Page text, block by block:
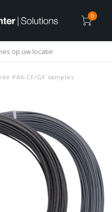
0
mogelijk
PA6-CF/GF samples